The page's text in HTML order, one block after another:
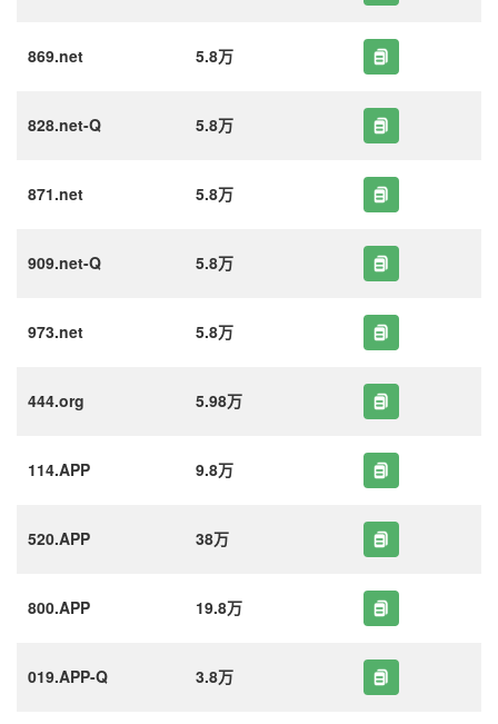
869.net 5.8万
828.net-Q 5.8万
871.net 5.8万
909.net-Q 5.8万
973.net 5.8万
444.org 5.98万
114.APP 9.8万
520.APP 38万
800.APP 19.8万
019.APP-Q 3.8万